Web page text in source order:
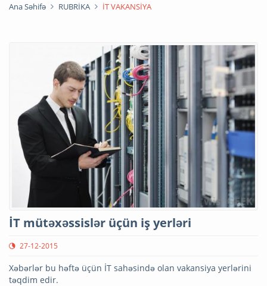
Ana Səhifə RUBRİKA İT VAKANSİYA
İT mütəxəssislər üçün iş yerləri
27-12-2015
Xəbərlər bu həftə üçün İT sahəsində olan vakansiya yerlərini
təqdim edir.